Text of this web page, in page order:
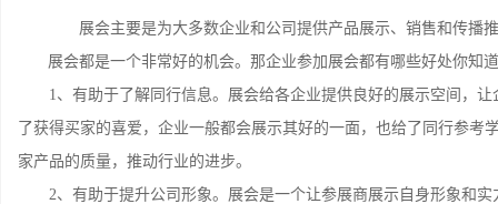
展会主要是为大多数企业和公司提供产品展示、销售和传播
展会都是一个非常好的机会。那企业参加展会都有哪些好处你知
1、有助于了解同行信息。展会给各企业提供良好的展示空间，让
了获得买家的喜爱，企业一般都会展示其好的一面，也给了同行参考
家产品的质量，推动行业的进步。
2、有助于提升公司形象。展会是一个让参展商展示自身形象和实